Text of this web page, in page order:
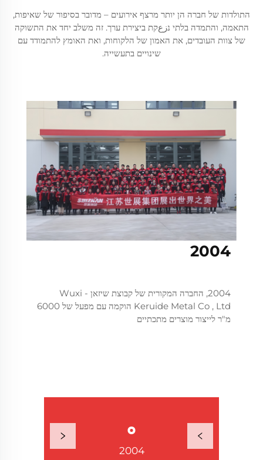
התולדות של חברה הן יותר מרצף אירועים – מדובר בסיפור של שאיפות,
התאמה, והתמדה בלתי נزعקת ביצירת ערך. זה משלב יחד את התשוקה
של צוות העובדים, את האמון של הלקוחות, ואת האומץ להתמודד עם
שינויים בתעשייה.
2004
2004, החברה המקורית של קבוצת שיזאן - Wuxi
Keruide Metal Co , Ltd הוקמה עם מפעל של 6000
מ"ר לייצור מוצרים מתכתיים
2004
2009